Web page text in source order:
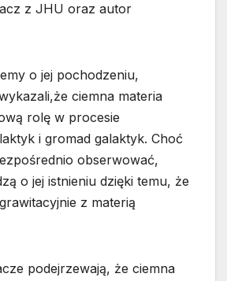
z JHU oraz autor
o jej pochodzeniu,
ciemna materia
rolę w procesie
i gromad galaktyk. Choć
obserwować,
o jej istnieniu dzięki temu, że
z materią
podejrzewają, że ciemna